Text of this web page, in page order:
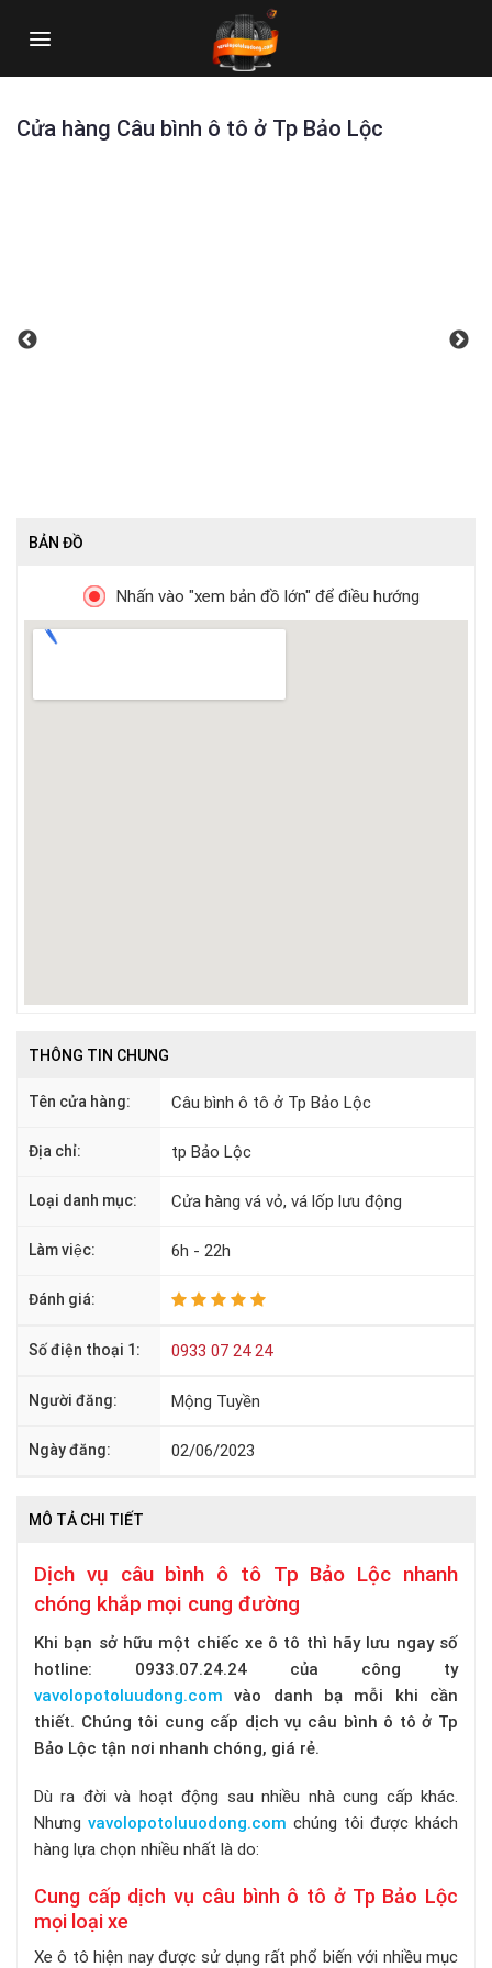
Cửa hàng Câu bình ô tô ở Tp Bảo Lộc
BẢN ĐỒ
Nhấn vào "xem bản đồ lớn" để điều hướng
THÔNG TIN CHUNG
Tên cửa hàng: Câu bình ô tô ở Tp Bảo Lộc
Địa chỉ: tp Bảo Lộc
Loại danh mục: Cửa hàng vá vỏ, vá lốp lưu động
Làm việc: 6h - 22h
Đánh giá:
Số điện thoại 1: 0933 07 24 24
Người đăng: Mộng Tuyền
Ngày đăng: 02/06/2023
MÔ TẢ CHI TIẾT
Dịch vụ câu bình ô tô Tp Bảo Lộc nhanh
chóng khắp mọi cung đường
Khi bạn sở hữu một chiếc xe ô tô thì hãy lưu ngay số
hotline: 0933.07.24.24 của công ty
vavolopotoluudong.com vào danh bạ mỗi khi cần
thiết. Chúng tôi cung cấp dịch vụ câu bình ô tô ở Tp
Bảo Lộc tận nơi nhanh chóng, giá rẻ.
Dù ra đời và hoạt động sau nhiều nhà cung cấp khác.
Nhưng vavolopotoluuodong.com chúng tôi được khách
hàng lựa chọn nhiều nhất là do:
Cung cấp dịch vụ câu bình ô tô ở Tp Bảo Lộc
mọi loại xe
Xe ô tô hiện nay được sử dụng rất phổ biến với nhiều mục